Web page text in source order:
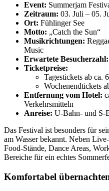
Event: Summerjam
Zeitraum: 03. Juli – 05.
Ort: Fühlinger See
Motto: „Catch the Sun“
Musikrichtungen:
Music
Erwartete Besucherzahl:
Ticketpreise:
Tagestickets ab ca.
Wochenendtickets
Entfernung vom Hotel:
Verkehrsmitteln
Anreise: U-Bahn- und S-
Das Festival ist besonders für
am Wasser bekannt. Neben
Food-Stände, Dance Areas,
Bereiche für ein echtes
Komfortabel